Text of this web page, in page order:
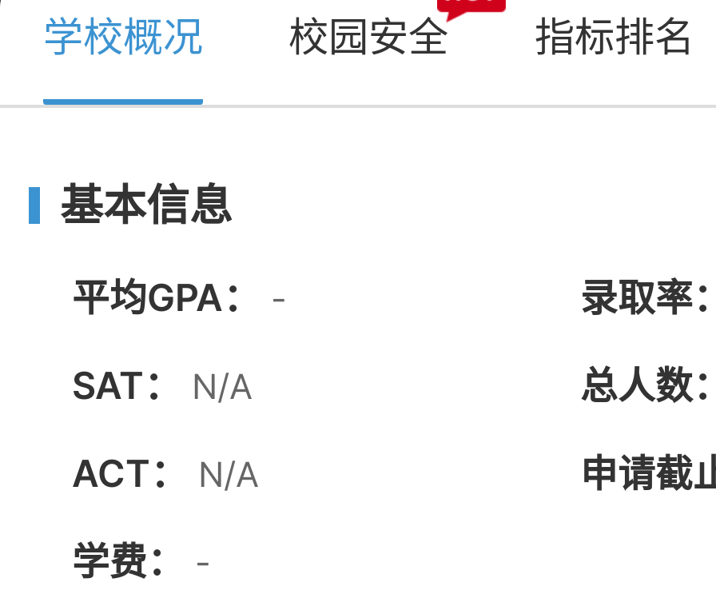
学校概况 校园安全 指标排名
基本信息
平均GPA： -
SAT： N/A
ACT： N/A
学费： -
录取率
总人数
申请截